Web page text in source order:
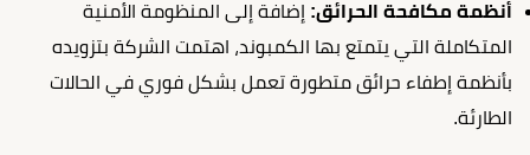
أنظمة مكافحة الحرائق: إضافة إلى المنظومة الأمنية
المتكاملة التي يتمتع بها الكمبوند، اهتمت الشركة بتزويده
بأنظمة إطفاء حرائق متطورة تعمل بشكل فوري في الحالات
الطارئة.